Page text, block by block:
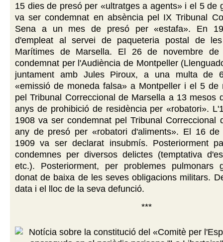
15 dies de presó per «ultratges a agents» i el 5 de
va ser condemnat en absència pel IX Tribunal
Sena a un mes de presó per «estafa». En
d'empleat al servei de paqueteria postal de les
Marítimes de Marsella. El 26 de novembre
condemnat per l'Audiència de Montpeller
juntament amb Jules Piroux, a una multa de
«emissió de moneda falsa» a Montpeller i el 5 de
pel Tribunal Correccional de Marsella a 13 mesos
anys de prohibició de residència per «robatori».
1908 va ser condemnat pel Tribunal Correccional
any de presó per «robatori d'aliments». El 16 de
1909 va ser declarat insubmís. Posteriorment
condemnes per diversos delictes (temptativa
etc.). Posteriorment, per problemes pulmonars
donat de baixa de les seves obligacions militars.
data i el lloc de la seva defunció.
***